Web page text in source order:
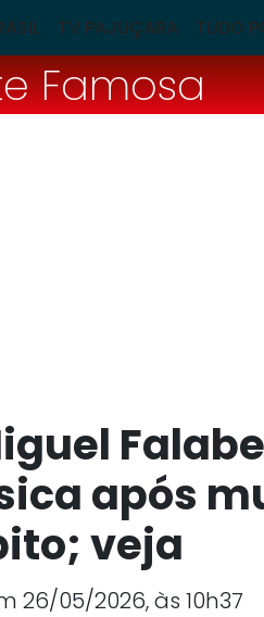
TV PAJUÇARA TUDO
Famosa
após
veja
26/05/2026, às 10h37